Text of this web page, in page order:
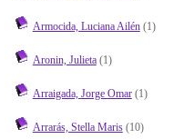
Armocida, Luciana Ailén(1)
Aronin, Julieta(1)
Arraigada, Jorge Omar(1)
Arrarás, Stella Maris(10)